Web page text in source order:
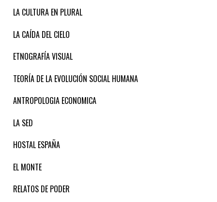
LA CULTURA EN PLURAL
LA CAÍDA DEL CIELO
ETNOGRAFÍA VISUAL
TEORÍA DE LA EVOLUCIÓN SOCIAL HUMANA
ANTROPOLOGIA ECONOMICA
LA SED
HOSTAL ESPAÑA
EL MONTE
RELATOS DE PODER